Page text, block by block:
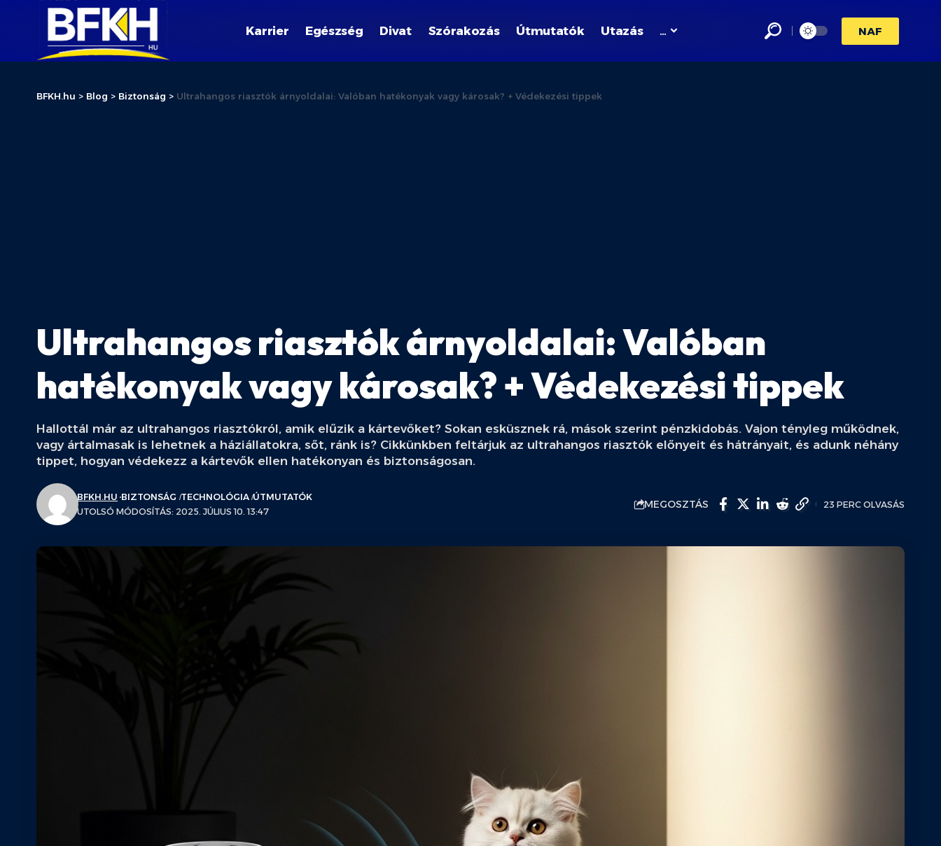
Karrier Egészség Divat Szórakozás Útmutatók Utazás … NAF
BFKH.hu > Blog > Biztonság > Ultrahangos riasztók árnyoldalai: Valóban hatékonyak vagy károsak? + Védekezési tippek
Ultrahangos riasztók árnyoldalai: Valóban
hatékonyak vagy károsak? + Védekezési tippek
Hallottál már az ultrahangos riasztókról, amik elűzik a kártevőket? Sokan esküsznek rá, mások szerint pénzkidobás. Vajon tényleg működnek,
vagy ártalmasak is lehetnek a háziállatokra, sőt, ránk is? Cikkünkben feltárjuk az ultrahangos riasztók előnyeit és hátrányait, és adunk néhány
tippet, hogyan védekezz a kártevők ellen hatékonyan és biztonságosan.
UTOLSÓ MÓDOSÍTÁS: 2025. JÚLIUS 10. 13:47
BFKH.HU BIZTONSÁG TECHNOLÓGIA ÚTMUTATÓK
MEGOSZTÁS 23 PERC OLVASÁS